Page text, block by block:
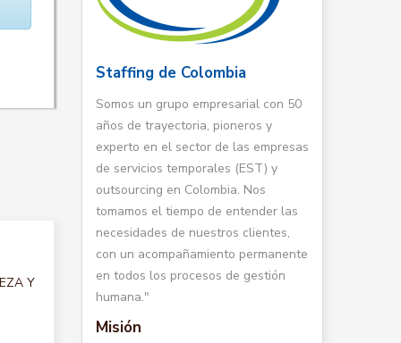
Y
Staffing de Colombia
Somos un grupo empresarial con 50
años de trayectoria, pioneros y
experto en el sector de las empresas
de servicios temporales (EST) y
outsourcing en Colombia. Nos
tomamos el tiempo de entender las
necesidades de nuestros clientes,
con un acompañamiento permanente
en todos los procesos de gestión
humana."
Misión